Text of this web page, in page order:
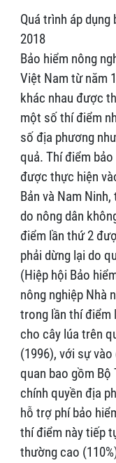
Quá trình áp
2018
Bảo hiểm nông
Việt Nam từ năm
khác nhau được
một số thí điểm
số địa phương
quả. Thí điểm
được thực hiện
Bản và Nam
do nông dân
điểm lần thứ 2
phải dừng lại do
(Hiệp hội Bảo
nông nghiệp Nhà
trong lần thí điểm
cho cây lúa trên
(1996), với sự
quan bao gồm Bộ
chính quyền địa
hỗ trợ phí bảo
thí điểm này tiếp
thường cao